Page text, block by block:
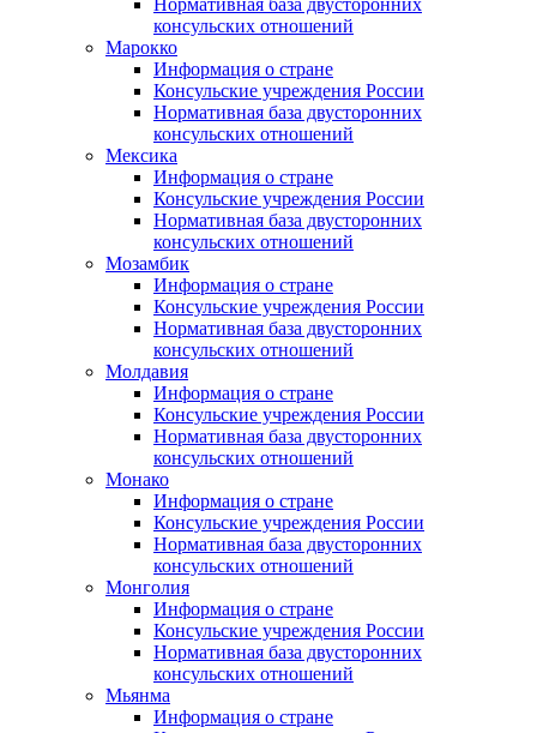
Нормативная база двусторонних
консульских отношений
Марокко
Информация о стране
Консульские учреждения России
Нормативная база двусторонних
консульских отношений
Мексика
Информация о стране
Консульские учреждения России
Нормативная база двусторонних
консульских отношений
Мозамбик
Информация о стране
Консульские учреждения России
Нормативная база двусторонних
консульских отношений
Молдавия
Информация о стране
Консульские учреждения России
Нормативная база двусторонних
консульских отношений
Монако
Информация о стране
Консульские учреждения России
Нормативная база двусторонних
консульских отношений
Монголия
Информация о стране
Консульские учреждения России
Нормативная база двусторонних
консульских отношений
Мьянма
Информация о стране